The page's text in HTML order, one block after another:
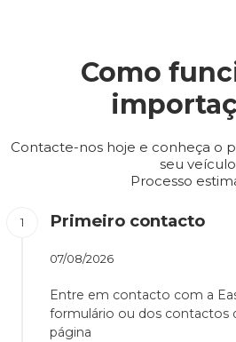
Como
Contacte-nos hoje e conheça o
seu
Processo
Primeiro contacto
07/08/2026
Entre em contacto com a
formulário ou dos contactos
página